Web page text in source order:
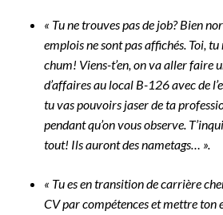
« Tu ne trouves pas de job? Bien
emplois ne sont pas affichés. Toi, tu
chum! Viens-t’en, on va aller faire
d’affaires au local B-126 avec de
tu vas pouvoirs jaser de ta
pendant qu’on vous observe.
tout! Ils auront des nametags… ».
« Tu es en transition de carrière
CV par compétences et mettre ton